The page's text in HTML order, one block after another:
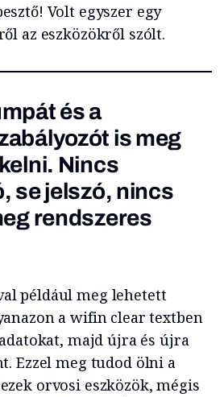
Volt egyszer egy
az eszközökről szólt.
és a
is meg
Nincs
se jelszó, nincs
rendszeres
például meg lehetett
a wifin clear textben
majd újra és újra
Ezzel meg tudod ölni a
orvosi eszközök, mégis